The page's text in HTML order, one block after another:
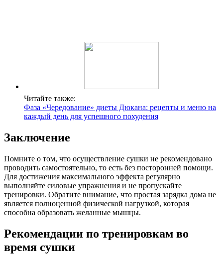
Читайте также:
Фаза «Чередование» диеты Дюкана: рецепты и меню на
каждый день для успешного похудения
Заключение
Помните о том, что осуществление сушки не рекомендовано
проводить самостоятельно, то есть без посторонней помощи.
Для достижения максимального эффекта регулярно
выполняйте силовые упражнения и не пропускайте
тренировки. Обратите внимание, что простая зарядка дома не
является полноценной физической нагрузкой, которая
способна образовать желанные мышцы.
Рекомендации по тренировкам во
время сушки